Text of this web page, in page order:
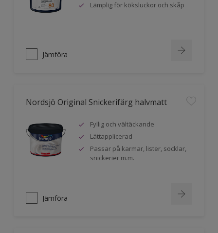
Lämplig för köksluckor och skåp
Jämföra
Nordsjö Original Snickerifärg halvmatt
Fyllig och vältäckande
Lättapplicerad
Passar på karmar, lister, socklar,
snickerier m.m.
Jämföra